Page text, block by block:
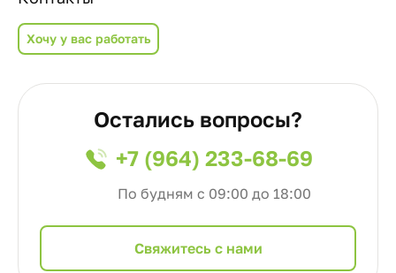
Хочу у вас работать
Остались вопросы?
+7 (964) 233-68-69
По будням с 09:00 до 18:00
Cвяжитесь с нами